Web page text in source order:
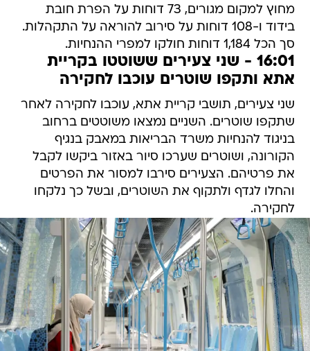
מחוץ למקום מגורים, 73 דוחות על הפרת חובת
בידוד ו-108 דוחות על סירוב להוראה על התקהלות.
סך הכל 1,184 דוחות חולקו למפרי ההנחיות.
16:01 - שני צעירים ששוטטו בקריית
אתא ותקפו שוטרים עוכבו לחקירה
שני צעירים, תושבי קריית אתא, עוכבו לחקירה לאחר
שתקפו שוטרים. השניים נמצאו משוטטים ברחוב
בניגוד להנחיות משרד הבריאות במאבק בנגיף
הקורונה, ושוטרים שערכו סיור באזור ביקשו לקבל
את פרטיהם. הצעירים סירבו למסור את הפרטים
והחלו לגדף ולתקוף את השוטרים, ובשל כך נלקחו
לחקירה.